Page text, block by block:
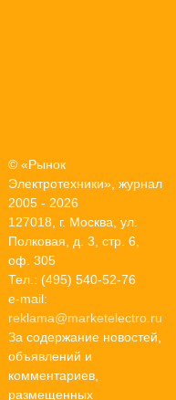
© «Рынок
Электротехники», журнал
2005 - 2026
127018, г. Москва, ул.
Полковая, д. 3, стр. 6,
оф. 305
Тел.: (495) 540-52-76
e-mail:
reklama@marketelectro.ru
За содержание новостей,
объявлений и
комментариев,
размещенных